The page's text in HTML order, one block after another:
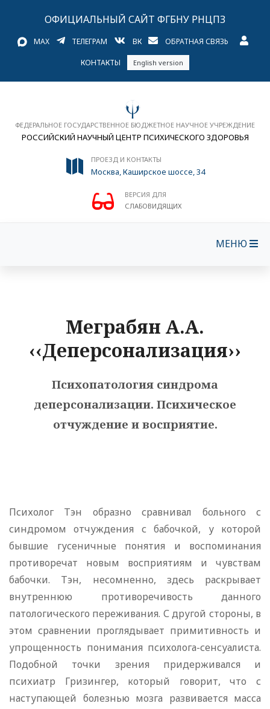
ОФИЦИАЛЬНЫЙ САЙТ ФГБНУ РНЦПЗ
MAX ТЕЛЕГРАМ ВК ОБРАТНАЯ СВЯЗЬ
КОНТАКТЫ English version
ФЕДЕРАЛЬНОЕ ГОСУДАРСТВЕННОЕ БЮДЖЕТНОЕ НАУЧНОЕ УЧРЕЖДЕНИЕ
РОССИЙСКИЙ НАУЧНЫЙ ЦЕНТР ПСИХИЧЕСКОГО ЗДОРОВЬЯ
ПРОЕЗД И КОНТАКТЫ
Москва, Каширское шоссе, 34
ВЕРСИЯ ДЛЯ
СЛАБОВИДЯЩИХ
МЕНЮ
Меграбян А.А.
‹‹Деперсонализация››
Психопатология синдрома
деперсонализации. Психическое
отчуждение и восприятие.
Психолог Тэн образно сравнивал больного с
синдромом отчуждения с бабочкой, у которой
бывшие гусеничные понятия и воспоминания
противоречат новым восприятиям и чувствам
бабочки. Тэн, несомненно, здесь раскрывает
внутреннюю противоречивость данного
патологического переживания. С другой стороны, в
этом сравнении проглядывает примитивность и
упрощенность понимания психолога-сенсуалиста.
Подобной точки зрения придерживался и
психиатр Гризингер, который говорит, что с
наступающей болезнью мозга развивается масса